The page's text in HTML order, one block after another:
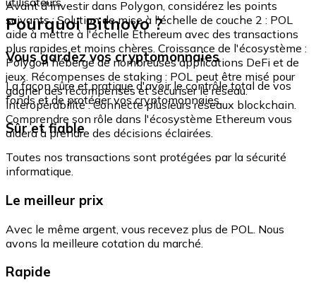
Avant d'investir dans Polygon, considérez les points
suivants : Solution de mise à l'échelle de couche 2 : POL
aide à mettre à l'échelle Ethereum avec des transactions
plus rapides et moins chères. Croissance de l'écosystème :
Polygon héberge de nombreuses applications DeFi et de
jeux. Récompenses de staking : POL peut être misé pour
gagner des récompenses et sécuriser le réseau.
Interopérabilité : Connecte plusieurs réseaux blockchain.
Comprendre son rôle dans l'écosystème Ethereum vous
aidera à prendre des décisions éclairées.
Pourquoi Bitnovo ?
Vous gardez vos cryptomonnaies
La façon sûre et pratique d'avoir le contrôle total de vos
fonds et de protéger vos cryptomonnaies.
Sûr et fiable
Toutes nos transactions sont protégées par la sécurité
informatique.
Le meilleur prix
Avec le même argent, vous recevez plus de POL. Nous
avons la meilleure cotation du marché.
Rapide